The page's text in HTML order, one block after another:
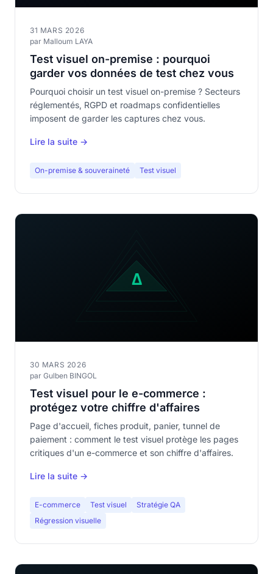
31 MARS 2026
par Malloum LAYA
Test visuel on-premise : pourquoi
garder vos données de test chez vous
Pourquoi choisir un test visuel on-premise ? Secteurs
réglementés, RGPD et roadmaps confidentielles
imposent de garder les captures chez vous.
Lire la suite →
On-premise & souveraineté Test visuel
30 MARS 2026
par Gulben BINGOL
Test visuel pour le e-commerce :
protégez votre chiffre d'affaires
Page d'accueil, fiches produit, panier, tunnel de
paiement : comment le test visuel protège les pages
critiques d'un e-commerce et son chiffre d'affaires.
Lire la suite →
E-commerce Test visuel
Stratégie QA
Régression visuelle